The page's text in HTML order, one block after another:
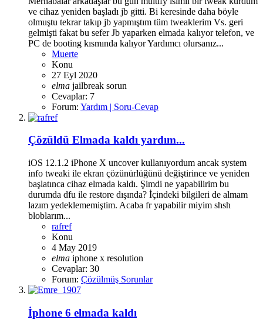
ve cihaz yeniden başladı jb gitti. Bi keresinde daha böyle
olmuştu tekrar takıp jb yapmıştım tüm tweaklerim Vs. geri
gelmişti fakat bu sefer Jb yaparken elmada kalıyor telefon, ve
PC de booting kısmında kalıyor Yardımcı olursanız...
Muerte
Konu
27 Eyl 2020
elma jailbreak sorun
Cevaplar: 7
Forum: Yardım | Soru-Cevap
Çözüldü Elmada kaldı yardım...
iOS 12.1.2 iPhone X uncover kullanıyordum ancak system
info tweaki ile ekran çözünürlüğünü değiştirince ve yeniden
başlatınca cihaz elmada kaldı. Şimdi ne yapabilirim bu
durumda dfu ile restore dışında? İçindeki bilgileri de almam
lazım yedeklememiştim. Acaba fr yapabilir miyim shsh
bloblarım...
rafref
Konu
4 May 2019
elma iphone x resolution
Cevaplar: 30
Forum: Çözülmüş Sorunlar
İphone 6 elmada kaldı